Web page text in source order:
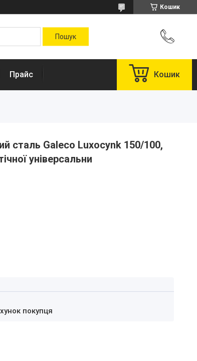
Кошик
Прайс Кошик
сталь Galeco Luxocynk 150/100,
універсальни
покупця